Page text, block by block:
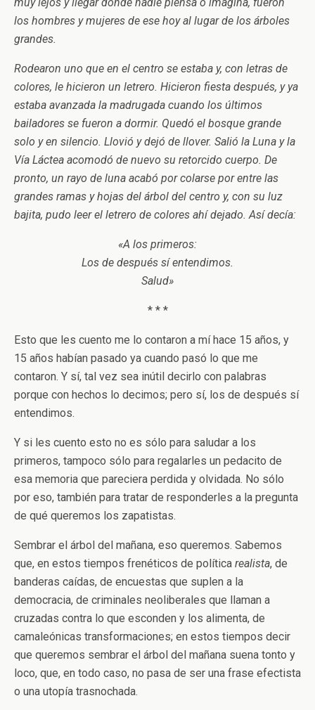
los hombres y mujeres de ese hoy al lugar de los árboles
grandes.
Rodearon uno que en el centro se estaba y, con letras de
colores, le hicieron un letrero. Hicieron fiesta después, y ya
estaba avanzada la madrugada cuando los últimos
bailadores se fueron a dormir. Quedó el bosque grande
solo y en silencio. Llovió y dejó de llover. Salió la Luna y la
Vía Láctea acomodó de nuevo su retorcido cuerpo. De
pronto, un rayo de luna acabó por colarse por entre las
grandes ramas y hojas del árbol del centro y, con su luz
bajita, pudo leer el letrero de colores ahí dejado. Así decía:
«A los primeros:
Los de después sí entendimos.
Salud»
* * *
Esto que les cuento me lo contaron a mí hace 15 años, y
15 años habían pasado ya cuando pasó lo que me
contaron. Y sí, tal vez sea inútil decirlo con palabras
porque con hechos lo decimos; pero sí, los de después sí
entendimos.
Y si les cuento esto no es sólo para saludar a los
primeros, tampoco sólo para regalarles un pedacito de
esa memoria que pareciera perdida y olvidada. No sólo
por eso, también para tratar de responderles a la pregunta
de qué queremos los zapatistas.
Sembrar el árbol del mañana, eso queremos. Sabemos
que, en estos tiempos frenéticos de política realista, de
banderas caídas, de encuestas que suplen a la
democracia, de criminales neoliberales que llaman a
cruzadas contra lo que esconden y los alimenta, de
camaleónicas transformaciones; en estos tiempos decir
que queremos sembrar el árbol del mañana suena tonto y
loco, que, en todo caso, no pasa de ser una frase efectista
o una utopía trasnochada.